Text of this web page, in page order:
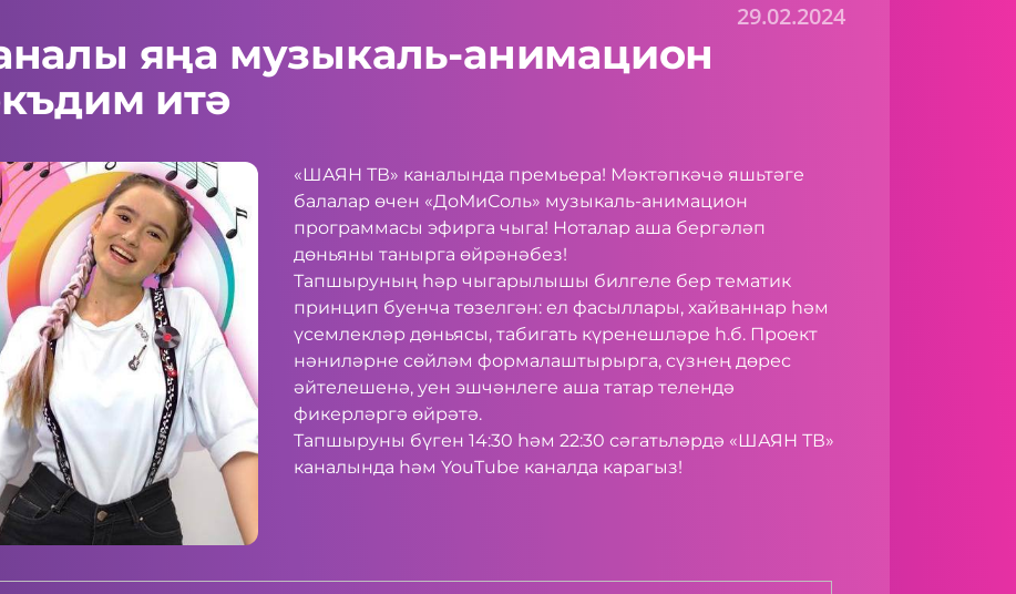
29.02.2024
яңа музыкаль-анимацион
итә
«ШАЯН ТВ» каналында премьера! Мәктәпкәчә яшьтәге
балалар өчен «ДоМиСоль» музыкаль-анимацион
программасы эфирга чыга! Ноталар аша бергәләп
дөньяны танырга өйрәнәбез!
Тапшыруның һәр чыгарылышы билгеле бер тематик
принцип буенча төзелгән: ел фасыллары, хайваннар һәм
үсемлекләр дөньясы, табигать күренешләре һ.б. Проект
нәниләрне сөйләм формалаштырырга, сүзнең дөрес
әйтелешенә, уен эшчәнлеге аша татар телендә
фикерләргә өйрәтә.
Тапшыруны бүген 14:30 һәм 22:30 сәгатьләрдә «ШАЯН ТВ»
каналында һәм YouTube каналда карагыз!